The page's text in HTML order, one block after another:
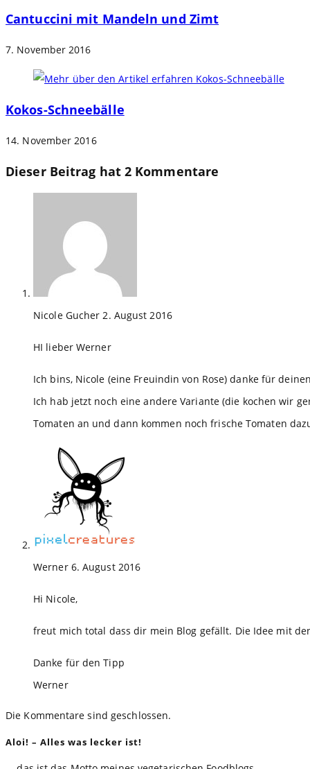
Cantuccini mit Mandeln und Zimt
7. November 2016
Kokos-Schneebälle
14. November 2016
Dieser Beitrag hat 2 Kommentare
Nicole Gucher2. August 2016
HI lieber Werner
Ich bins, Nicole (eine Freuindin von Rose) danke für
Ich hab jetzt noch eine andere Variante (die kochen wir
Tomaten an und dann kommen noch frische Tomaten
Werner 6. August 2016
Hi Nicole,
freut mich total dass dir mein Blog gefällt. Die Idee mit
Danke für den Tipp
Werner
Die Kommentare sind geschlossen.
Aloi! – Alles was lecker ist!